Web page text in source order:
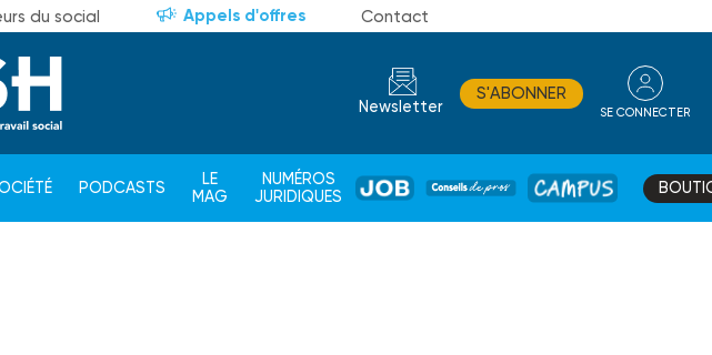
du social Appels d'offres Contact
Newsletter
S'ABONNER
SE CONNECTER
PODCASTS
LE
MAG
NUMÉROS
JURIDIQUES
JOB
DE
CAMPUS